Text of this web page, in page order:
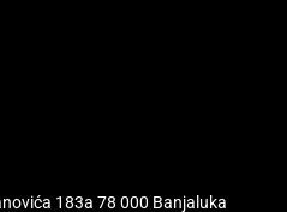
183a 78 000 Banjaluka